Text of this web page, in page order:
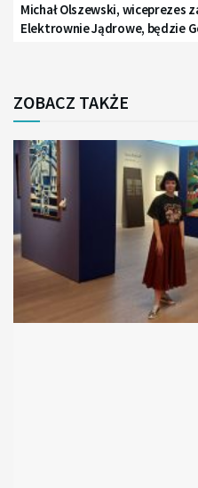
Michał Olszewski, wiceprezes
Elektrownie Jądrowe, będzie
ZOBACZ TAKŻE